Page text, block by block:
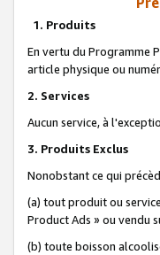
1. Produits
En vertu du Programme
article physique ou
2. Services
Aucun service, à
3. Produits Exclus
Nonobstant ce qui
(a) tout produit ou
Product Ads » ou vendu
(b) toute boisson